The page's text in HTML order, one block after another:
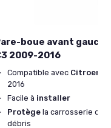
boue avant
2009-2016
Compatible avec Citroen C3
2016
Facile à installer
Protège la carrosserie de
débris